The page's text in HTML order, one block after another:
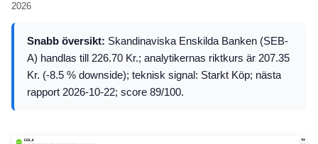
2026
Snabb översikt: Skandinaviska Enskilda Banken (SEB-
A) handlas till 226.70 Kr.; analytikernas riktkurs är 207.35
Kr. (-8.5 % downside); teknisk signal: Starkt Köp; nästa
rapport 2026-10-22; score 89/100.